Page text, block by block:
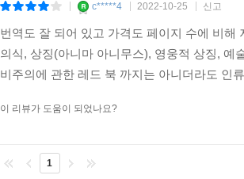
c*****4 2022-10-25 신고
번역도 잘 되어 있고 가격도 페이지 수에 비
의식, 상징(아니마 아니무스), 영웅적 상징, 예
비주의에 관한 레드 북 까지는 아니더라도 인
이 리뷰가 도움이 되었나요?
1